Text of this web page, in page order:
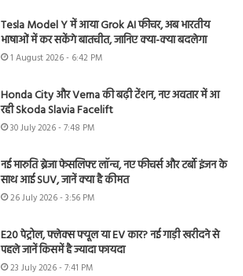
Tesla Model Y में आया Grok AI फीचर, अब भारतीय
भाषाओं में कर सकेंगे बातचीत, जानिए क्या-क्या बदलेगा
1 August 2026 - 6:42 PM
Honda City और Verna की बढ़ी टेंशन, नए अवतार में आ
रही Skoda Slavia Facelift
30 July 2026 - 7:48 PM
नई मारुति ब्रेजा फेसलिफ्ट लॉन्च, नए फीचर्स और टर्बो इंजन के
साथ आई SUV, जानें क्या है कीमत
26 July 2026 - 3:56 PM
E20 पेट्रोल, फ्लेक्स फ्यूल या EV कार? नई गाड़ी खरीदने से
पहले जानें किसमें है ज्यादा फायदा
23 July 2026 - 7:41 PM